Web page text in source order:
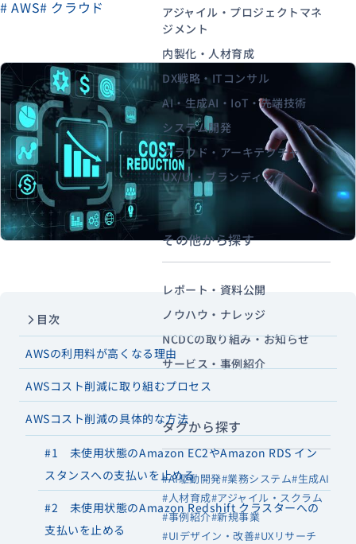
資料ダウンロード お問い合わせ
# AWS# クラウド
目次
AWSの利用料が高くなる理由
AWSコスト削減に取り組むプロセス
AWSコスト削減の具体的な方法
#1 未使用状態のAmazon EC2やAmazon RDS イン
スタンスへの支払いを止める
#2 未使用状態のAmazon Redshift クラスターへの
支払いを止める
アジャイル・プロジェクトマネ
ジメント
内製化・人材育成
DX戦略・ITコンサル
AI・生成AI・IoT・先端技術
システム開発
クラウド・アーキテクチャ
UX/UI・ブランディング
その他から探す
レポート・資料公開
ノウハウ・ナレッジ
NCDCの取り組み・お知らせ
サービス・事例紹介
タグから探す
#AI駆動開発#業務システム#生成AI
#人材育成#アジャイル・スクラム
#事例紹介#新規事業
#UIデザイン・改善#UXリサーチ